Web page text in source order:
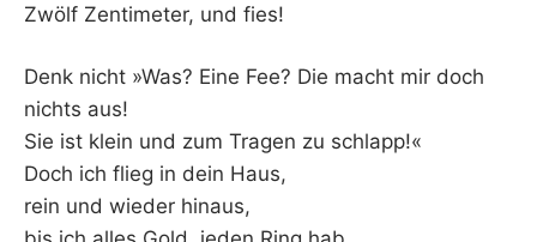
Zwölf Zentimeter, und fies!
Denk nicht »Was? Eine Fee? Die macht mir doch
nichts aus!
Sie ist klein und zum Tragen zu schlapp!«
Doch ich flieg in dein Haus,
rein und wieder hinaus,